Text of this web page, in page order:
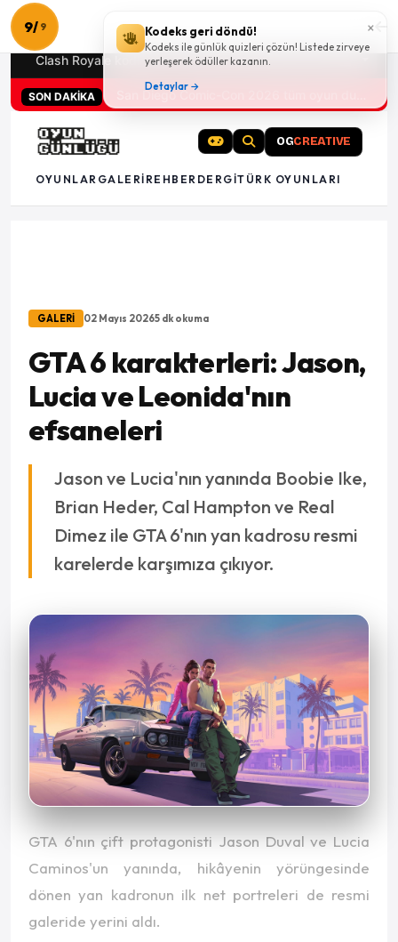
×
Kodeks geri döndü!
Kodeks ile günlük quizleri çözün! Listede zirveye
yerleşerek ödüller kazanın.
Detaylar →
GAMESCOM 17g 14:18:42
Clash Royale kodları Türk oyunları (PC ve konsollar) -
SON DAKİKA
OGCREATIVE
OYUNLAR GALERI REHBER DERGITÜRK OYUNLARI
9/ 9
GALERİ 02 Mayıs 20265 dk okuma
GTA 6 karakterleri: Jason,
Lucia ve Leonida'nın
efsaneleri
Jason ve Lucia'nın yanında Boobie Ike,
Brian Heder, Cal Hampton ve Real
Dimez ile GTA 6'nın yan kadrosu resmi
karelerde karşımıza çıkıyor.
GTA 6'nın çift protagonisti Jason Duval ve Lucia
Caminos'un yanında, hikâyenin yörüngesinde
dönen yan kadronun ilk net portreleri de resmi
galeride yerini aldı.